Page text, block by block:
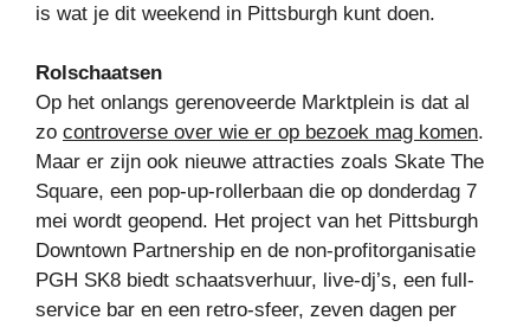
is wat je dit weekend in Pittsburgh kunt doen.
Rolschaatsen
Op het onlangs gerenoveerde Marktplein is dat al
zo controverse over wie er op bezoek mag komen.
Maar er zijn ook nieuwe attracties zoals Skate The
Square, een pop-up-rollerbaan die op donderdag 7
mei wordt geopend. Het project van het Pittsburgh
Downtown Partnership en de non-profitorganisatie
PGH SK8 biedt schaatsverhuur, live-dj’s, een full-
service bar en een retro-sfeer, zeven dagen per